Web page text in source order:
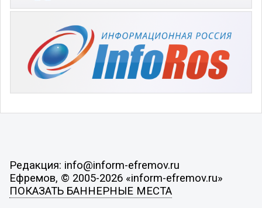
Редакция: info@inform-efremov.ru
Ефремов, © 2005-2026 «inform-efremov.ru»
ПОКАЗАТЬ БАННЕРНЫЕ МЕСТА